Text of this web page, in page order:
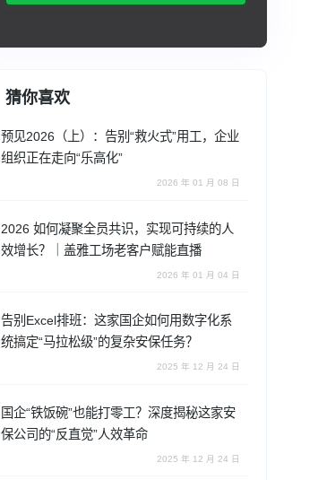
猜你喜欢
预见2026（上）：告别“救火式”用工，企业
组织正在走向“乐高化”
2026 年 01 月 08 日
2026 如何凝聚全员共识，实现可持续的人
效增长？｜盖雅工场老客户赋能直播
2026 年 01 月 04 日
告别Excel排班：这家国企如何用数字化系
统搞定“马拉松级”的复杂安保任务？
2025 年 12 月 24 日
国企“铁饭碗”也能打零工？深度揭秘这家安
保公司的“反直觉”人效革命
2025 年 12 月 24 日